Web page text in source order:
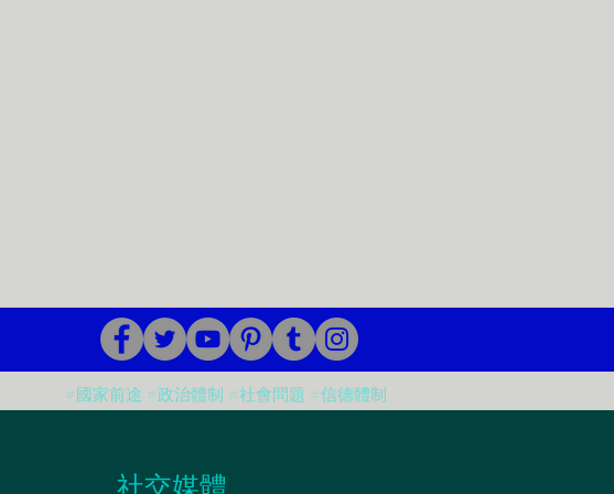
#國家前途 #政治體制 #社會問題 #信德體制
​社交媒體